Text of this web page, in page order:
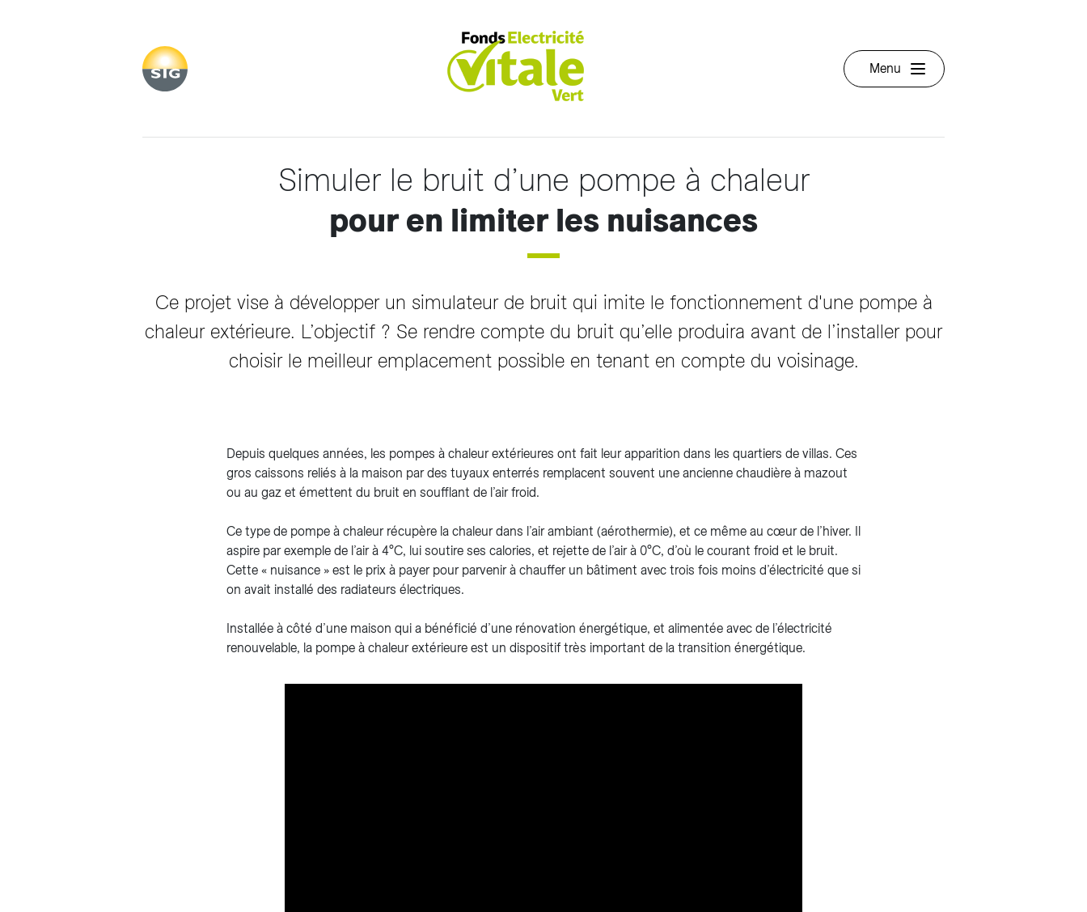
Menu
Simuler le bruit d’une pompe à chaleur
pour en limiter les nuisances
Ce projet vise à développer un simulateur de bruit qui imite le fonctionnement d'une pompe à
chaleur extérieure. L’objectif ? Se rendre compte du bruit qu’elle produira avant de l’installer pour
choisir le meilleur emplacement possible en tenant en compte du voisinage.
Depuis quelques années, les pompes à chaleur extérieures ont fait leur apparition dans les quartiers de villas. Ces
gros caissons reliés à la maison par des tuyaux enterrés remplacent souvent une ancienne chaudière à mazout
ou au gaz et émettent du bruit en soufflant de l’air froid.
Ce type de pompe à chaleur récupère la chaleur dans l’air ambiant (aérothermie), et ce même au cœur de l’hiver. Il
aspire par exemple de l’air à 4°C, lui soutire ses calories, et rejette de l’air à 0°C, d’où le courant froid et le bruit.
Cette « nuisance » est le prix à payer pour parvenir à chauffer un bâtiment avec trois fois moins d’électricité que si
on avait installé des radiateurs électriques.
Installée à côté d’une maison qui a bénéficié d’une rénovation énergétique, et alimentée avec de l’électricité
renouvelable, la pompe à chaleur extérieure est un dispositif très important de la transition énergétique.